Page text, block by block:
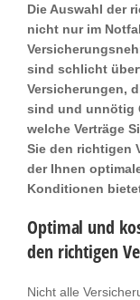
Die Auswahl der
nicht nur im
sind schlicht
Versicherungen,
sind und unnötig
welche Verträge
Sie den richtigen
der Ihnen
Konditionen
Optimal und
den richtigen
Nicht alle